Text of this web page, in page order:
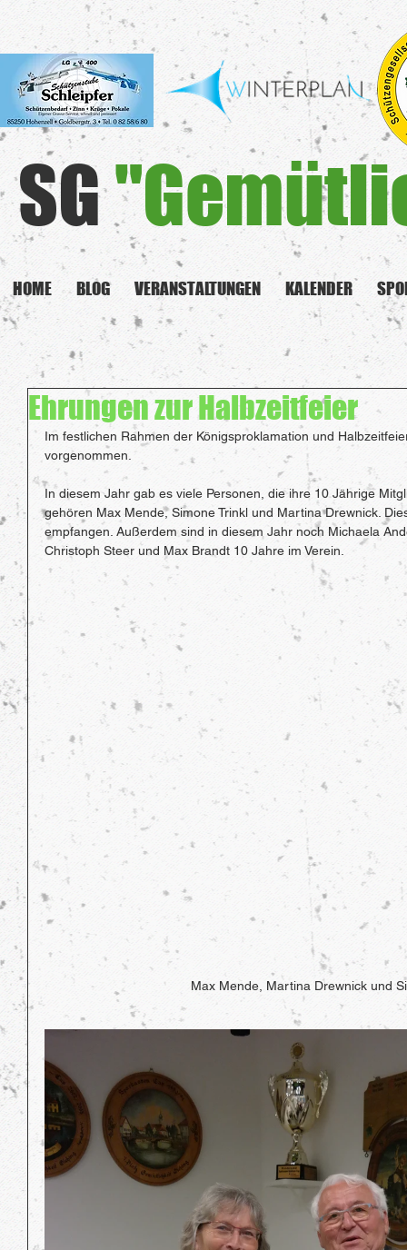
SG
HOME BLOG VERANSTALTUNGEN KALENDER
Ehrungen zur Halbzeitfeier
Im festlichen Rahmen der Königsproklamation und
vorgenommen.
In diesem Jahr gab es viele Personen, die ihre 10 Jährige
gehören Max Mende, Simone Trinkl und Martina Drewnick.
empfangen. Außerdem sind in diesem Jahr noch Michaela
Christoph Steer und Max Brandt 10 Jahre im Verein.
Max Mende, Martina Drewnick und